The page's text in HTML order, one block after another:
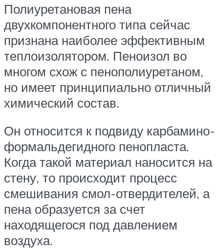
Полиуретановая пена
двухкомпонентного типа сейчас
признана наиболее эффективным
теплоизолятором. Пеноизол во
многом схож с пенополиуретаном,
но имеет принципиально отличный
химический состав.
Он относится к подвиду карбамино-
формальдегидного пенопласта.
Когда такой материал наносится на
стену, то происходит процесс
смешивания смол-отвердителей, а
пена образуется за счет
находящегося под давлением
воздуха.